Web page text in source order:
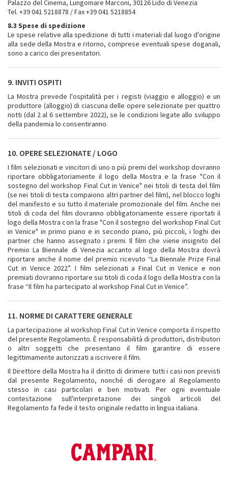
Palazzo del Cinema, Lungomare Marconi, 30126 Lido di Venezia
Tel. +39 041 5218878 / Fax +39 041 5218854
8.3 Spese di spedizione
Le spese relative alla spedizione di tutti i materiali dal luogo d'origine
alla sede della Mostra e ritorno, comprese eventuali spese doganali,
sono a carico dei presentatori.
9. INVITI OSPITI
La Mostra prevede l'ospitalità per i registi (viaggio e alloggio) e un
produttore (alloggio) di ciascuna delle opere selezionate per quattro
notti (dal 2 al 6 settembre 2022), se le condizioni legate allo sviluppo
della pandemia lo consentiranno.
10. OPERE SELEZIONATE / LOGO
I film selezionati e vincitori di uno o più premi del workshop dovranno
riportare obbligatoriamente il logo della Mostra e la frase "Con il
sostegno del workshop Final Cut in Venice" nei titoli di testa del film
(se nei titoli di testa compaiono altri partner del film), nel blocco loghi
del manifesto e su tutto il materiale promozionale del film. Anche nei
titoli di coda del film dovranno obbligatoriamente essere riportati il
logo della Mostra con la frase "Con il sostegno del workshop Final Cut
in Venice" in primo piano e in secondo piano, più piccoli, i loghi dei
partner che hanno assegnato i premi. Il film che viene insignito del
Premio La Biennale di Venezia accanto al logo della Mostra dovrà
riportare anche il nome del premio ricevuto “La Biennale Prize Final
Cut in Venice 2022”. I film selezionati a Final Cut in Venice e non
premiati dovranno riportare sui titoli di coda il logo della Mostra con la
frase “Il film ha partecipato al workshop Final Cut in Venice”.
11. NORME DI CARATTERE GENERALE
La partecipazione al workshop Final Cut in Venice comporta il rispetto
del presente Regolamento. È responsabilità di produttori, distributori
o altri soggetti che presentano il film garantire di essere
legittimamente autorizzati a iscrivere il film.
Il Direttore della Mostra ha il diritto di dirimere tutti i casi non previsti
dal presente Regolamento, nonché di derogare al Regolamento
stesso in casi particolari e ben motivati. Per ogni eventuale
contestazione sull'interpretazione dei singoli articoli del
Regolamento fa fede il testo originale redatto in lingua italiana.